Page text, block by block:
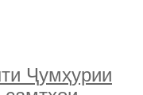
Ҷумҳурии